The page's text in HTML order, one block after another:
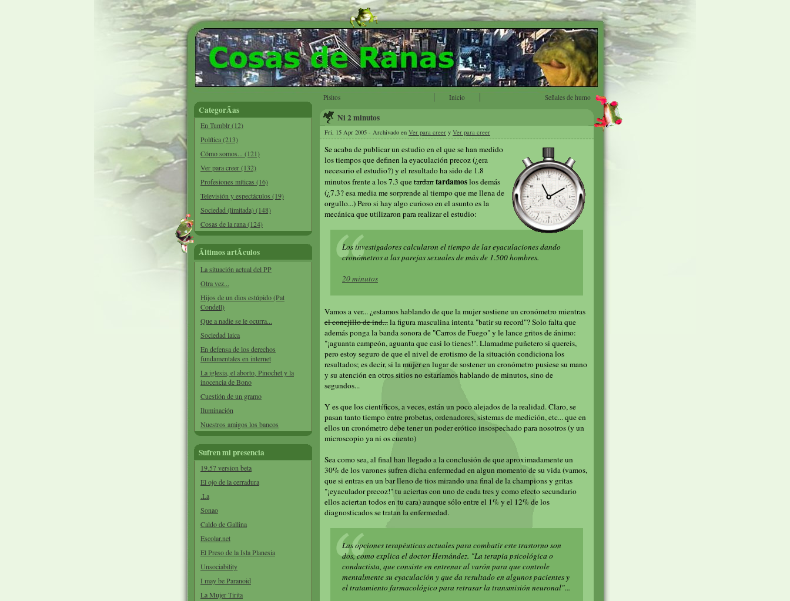
Pisitos Inicio Señales de humo
CategorÃ­as
En Tumblr (12)
Política (213)
Cómo somos... (121)
Ver para creer (132)
Profesiones míticas (16)
Televisión y espectáculos (19)
Sociedad (limitada) (148)
Cosas de la rana (124)
Ãltimos artÃ­culos
La situación actual del PP
Otra vez...
Hijos de un dios estúpido (Pat
Condell)
Que a nadie se le ocurra...
Sociedad laica
En defensa de los derechos
fundamentales en internet
La iglesia, el aborto, Pinochet y la
inocencia de Bono
Cuestión de un gramo
Iluminación
Nuestros amigos los bancos
Sufren mi presencia
19.57 version beta
El ojo de la cerradura
.La
Sonao
Caldo de Gallina
Escolar.net
El Preso de la Isla Planesia
Unsociability
I may be Paranoid
La Mujer Tirita
Ni 2 minutos
Fri, 15 Apr 2005 - Archivado en Ver para creer y Ver para creer
Se acaba de publicar un estudio en el que se han medido
los tiempos que definen la eyaculación precoz (¿era
necesario el estudio?) y el resultado ha sido de 1.8
minutos frente a los 7.3 quetardantardamoslos demás
(¿7.3? esa media me sorprende al tiempo que me llena de
orgullo...) Pero si hay algo curioso en el asunto es la
mecánica que utilizaron para realizar el estudio:
Los investigadores calcularon el tiempo de las eyaculaciones dando
cronómetros a las parejas sexuales de más de 1.500 hombres.
20 minutos
Vamos a ver... ¿estamos hablando de que la mujer sostiene un cronómetro mientras
el conejillo de ind...la figura masculina intenta "batir su record"? Solo falta que
además ponga la banda sonora de "Carros de Fuego" y le lance gritos de ánimo:
"¡aguanta campeón, aguanta que casi lo tienes!". Llamadme puñetero si quereis,
pero estoy seguro de que el nivel de erotismo de la situación condiciona los
resultados; es decir, si la mujer en lugar de sostener un cronómetro pusiese su mano
y su atención en otros sitios no estaríamos hablando de minutos, sino de
segundos...
Y es que los científicos, a veces, están un poco alejados de la realidad. Claro, se
pasan tanto tiempo entre probetas, ordenadores, sistemas de medición, etc... que en
ellos un cronómetro debe tener un poder erótico insospechado para nosotros (y un
microscopio ya ni os cuento)
Sea como sea, al final han llegado a la conclusión de que aproximadamente un
30% de los varones sufren dicha enfermedad en algun momento de su vida (vamos,
que si entras en un bar lleno de tios mirando una final de la champions y gritas
"¡eyaculador precoz!" tu aciertas con uno de cada tres y como efecto secundario
ellos aciertan todos en tu cara) aunque sólo entre el 1% y el 12% de los
diagnosticados se tratan la enfermedad.
Las opciones terapéuticas actuales para combatir este trastorno son
dos, como explica el doctor Hernández. "La terapia psicológica o
conductista, que consiste en entrenar al varón para que controle
mentalmente su eyaculación y que da resultado en algunos pacientes y
el tratamiento farmacológico para retrasar la transmisión neuronal"...